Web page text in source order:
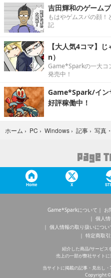
吉田輝和のゲーム
もはやゲムスパの顔！
記
【大人気4コマ】
n）
Game*Sparkの一大コ
発売中！
Game*Spark/イン
好評稼働中！
ホーム › PC › Windows › 記事 › 写真
Home X
Game*Sparkについて お
個人
個人情報の取り扱いについ
特定商取
紹介した商品/サービス
売上の一部が弊社サイトに
当サイトに掲載の記事・見出し
Copyright ©